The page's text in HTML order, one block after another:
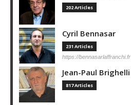
202 Articles
Cyril Bennasar
231 Articles
https://bennasarlaffranchi.fr
Jean-Paul Brighelli
817 Articles